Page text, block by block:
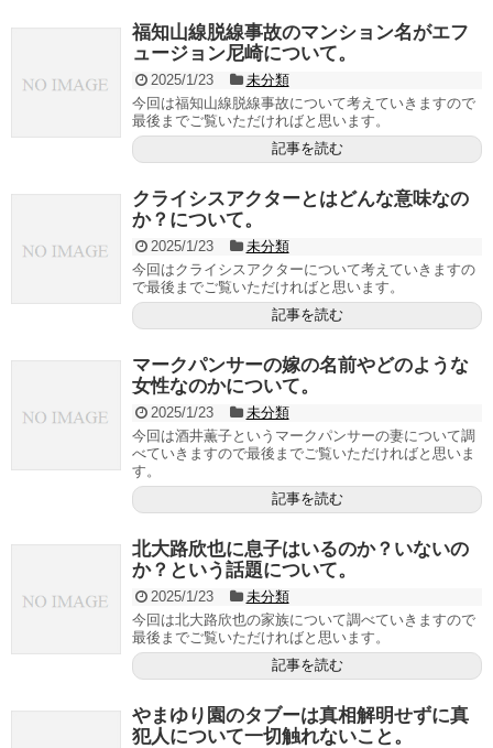
福知山線脱線事故のマンション名がエフ
ュージョン尼崎について。
2025/1/23
未分類
今回は福知山線脱線事故について考えていきますので
最後までご覧いただければと思います。
記事を読む
クライシスアクターとはどんな意味なの
か？について。
2025/1/23
未分類
今回はクライシスアクターについて考えていきますの
で最後までご覧いただければと思います。
記事を読む
マークパンサーの嫁の名前やどのような
女性なのかについて。
2025/1/23
未分類
今回は酒井薫子というマークパンサーの妻について調
べていきますので最後までご覧いただければと思いま
す。
記事を読む
北大路欣也に息子はいるのか？いないの
か？という話題について。
2025/1/23
未分類
今回は北大路欣也の家族について調べていきますので
最後までご覧いただければと思います。
記事を読む
やまゆり園のタブーは真相解明せずに真
犯人について一切触れないこと。